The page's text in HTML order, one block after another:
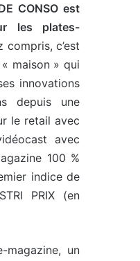
CONSO est
les plates-
compris, c’est
maison » qui
innovations
depuis une
le retail avec
avec
100 %
indice de
PRIX (en
un